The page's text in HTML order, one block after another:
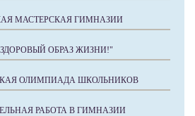
МАСТЕРСКАЯ ГИМНАЗИИ
ОБРАЗ ЖИЗНИ!"
ОЛИМПИАДА ШКОЛЬНИКОВ
РАБОТА В ГИМНАЗИИ